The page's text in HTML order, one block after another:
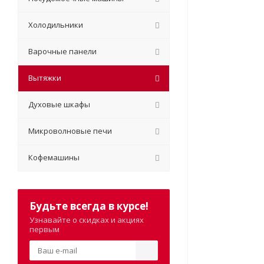
Холодильники
Варочные панели
Вытяжки
Духовые шкафы
Микроволновые печи
Кофемашины
Будьте всегда в курсе!
Узнавайте о скидках и акциях
первым